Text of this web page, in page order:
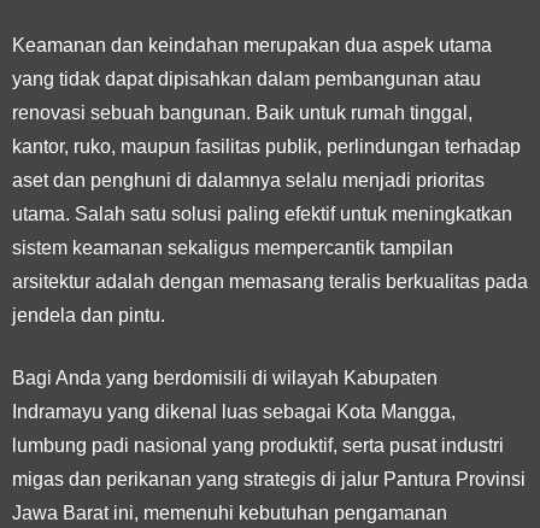
Keamanan dan keindahan merupakan dua aspek utama
yang tidak dapat dipisahkan dalam pembangunan atau
renovasi sebuah bangunan. Baik untuk rumah tinggal,
kantor, ruko, maupun fasilitas publik, perlindungan terhadap
aset dan penghuni di dalamnya selalu menjadi prioritas
utama. Salah satu solusi paling efektif untuk meningkatkan
sistem keamanan sekaligus mempercantik tampilan
arsitektur adalah dengan memasang teralis berkualitas pada
jendela dan pintu.
Bagi Anda yang berdomisili di wilayah Kabupaten
Indramayu yang dikenal luas sebagai Kota Mangga,
lumbung padi nasional yang produktif, serta pusat industri
migas dan perikanan yang strategis di jalur Pantura Provinsi
Jawa Barat ini, memenuhi kebutuhan pengamanan